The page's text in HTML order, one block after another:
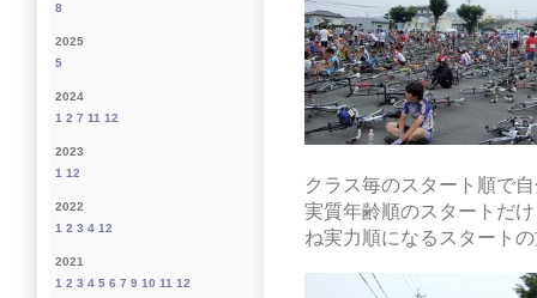
クラス毎のスタート順で
実質年齢順のスタートだ
ね実力順になるスタート
8
2025
5
2024
1 2 7 11 12
2023
1 12
2022
1 2 3 4 12
2021
1 2 3 4 5 6 7 9 10 11 12